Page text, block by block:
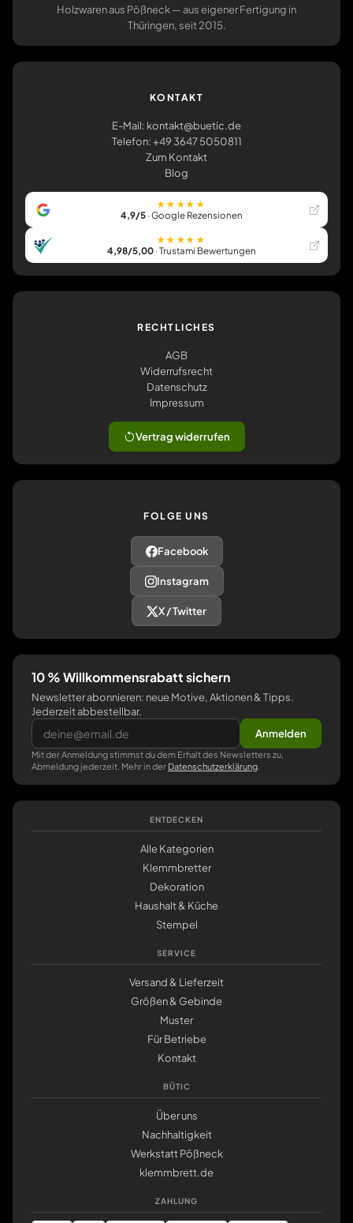
Holzwaren aus Pößneck — aus eigener Fertigung in
Thüringen, seit 2015.
KONTAKT
E-Mail: kontakt@buetic.de
Telefon: +49 3647 5050811
Zum Kontakt
Blog
★★★★★
4,9/5· Google Rezensionen
★★★★★
4,98/5,00· Trustami Bewertungen
RECHTLICHES
AGB
Widerrufsrecht
Datenschutz
Impressum
Vertrag widerrufen
FOLGE UNS
Facebook
Instagram
X / Twitter
10 % Willkommensrabatt sichern
Newsletter abonnieren: neue Motive, Aktionen & Tipps.
Jederzeit abbestellbar.
Anmelden
Mit der Anmeldung stimmst du dem Erhalt des Newsletters zu,
Abmeldung jederzeit. Mehr in der Datenschutzerklärung
ENTDECKEN
Alle Kategorien
Klemmbretter
Dekoration
Haushalt & Küche
Stempel
SERVICE
Versand & Lieferzeit
Größen & Gebinde
Muster
Für Betriebe
Kontakt
BÜTIC
Über uns
Nachhaltigkeit
Werkstatt Pößneck
klemmbrett.de
ZAHLUNG